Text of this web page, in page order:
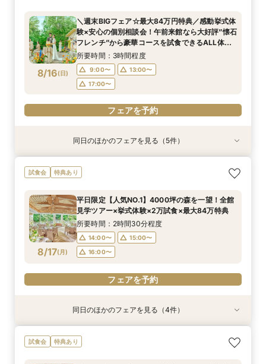
8/10(月)
所要時間：3時間程度
12:00〜
13:00〜
14:00〜
15:00〜
16:00〜
8/10(月)
14:00〜
15:00〜
16:00〜
17:00〜
フェアを予約
8/10(月)
所要時間：2時間30分程度
14:00〜
15:00〜
16:00〜
フェアを予約
8/10(月)
所要時間：2時間30分程度
14:00〜
15:00〜
16:00〜
フェアを予約
8/16(日)
＼週末BIGフェア☆最大84万円特典／感動挙式体
験×安心の個別相談会！午前来館なら大好評”懐石
フレンチ”から豪華コースを試食できるALL体
感！全館見学★来館時タクシー代3000円負担付
所要時間：3時間程度
9:00〜
13:00〜
17:00〜
フェアを予約
特典あり
8/16(日)
＼2027年内★先行予約スタート／準備しっか
り！1件目来館◎五感で印象に残すチャペル見学×
試食＜最大84万円特典付＞
所要時間：2時間30分程度
17:00〜
フェアを予約
特典あり
8/16(日)
＼初見学におすすめ／おもてなし料理の贅沢試食
×都会の森を貸切る全館見学×個別相談会
9:00〜
13:00〜
17:00〜
フェアを予約
特典あり
8/16(日)
【料理重視必見】ゲスト想いの懐石フレンチ試食
×全館見学ツアー／専属プランナーと予算×準備
所要時間：3時間程度
17:00〜
フェアを予約
特典あり
8/16(日)
＜20～39名限定＞少人数・家族婚限定のお得プ
ランをご用意！専属プランナーによるじっくり相
所要時間：3時間程度
17:00〜
フェアを予約
特典あり
8/16(日)
【マイナビ限定☆最大84万円ご優待】＼チャペ
ル重視必見／話題の絶景チャペルで挙式体験
来館で豪華5品コース贅沢試食付★ドレス優待チ
ケット付フェア
所要時間：3時間程度
17:00〜
フェアを予約
同日のほかのフェアを見る（5件）
試食会 特典あり
8/17(月)
平日限定【人気NO.1】4000坪の森を一望！全館
見学ツアー×挙式体験×2万試食×最大84万特典
所要時間：2時間30分程度
14:00〜
15:00〜
16:00〜
フェアを予約
特典あり
＜20～39名限定＞少人数・家族婚限定のお得プ
ランをご用意！専属プランナーによるじっくり相
＼スマホ＆自宅で参加OK／遠方や見学前の無料
オンライン相談会
特典あり
２組限定【料理重視必見】ゲスト想いの懐石フレ
ンチ試食×全館見学ツアー×最大84万円特典／専
特典あり
＼初見学におすすめ☆豪華試食／おもてなしに重
要なお料理”懐石フレンチ”贅沢試食×全館見学×
同日のほかのフェアを見る（4件）
試食会 特典あり